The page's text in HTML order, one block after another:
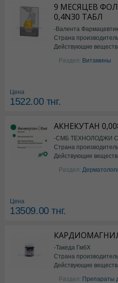
9 МЕСЯЦЕВ
0,4N30 ТАБЛ
-Валента
Страна
Действующие
фолиевая кислота
Раздел: Витамины
Цена
1522.00тнг.
АКНЕКУТАН
-СМБ ТЕХНОЛОДЖИ
Страна
Действующие
Изотретиноин
Раздел:
Цена
13509.00тнг.
КАРДИОМАГНИЛ
-Такеда ГмбХ
Страна
Действующие
Раздел: Препараты